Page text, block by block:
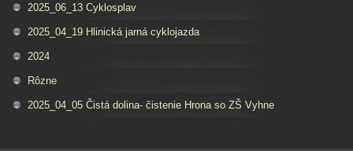
2025_06_13 Cyklosplav
2025_04_19 Hlinická jarná cyklojazda
2024
Rôzne
2025_04_05 Čistá dolina- čistenie Hrona so ZŠ Vyhne